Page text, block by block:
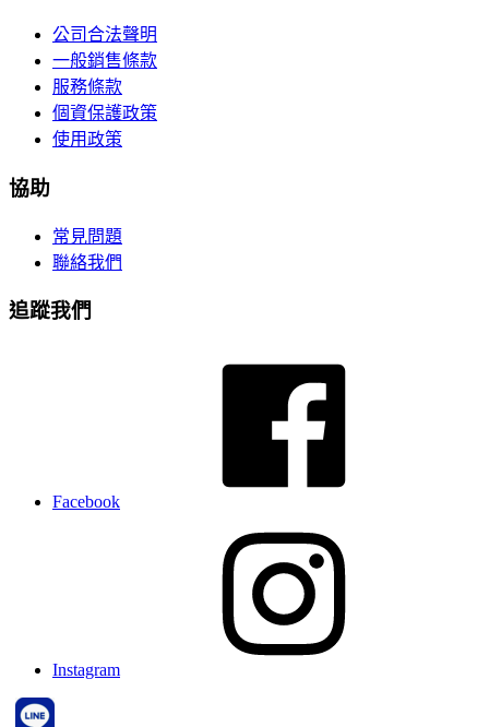
公司合法聲明
一般銷售條款
服務條款
個資保護政策
使用政策
協助
常見問題
聯絡我們
追蹤我們
Facebook
Instagram